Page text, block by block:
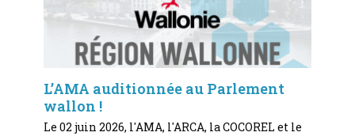
L’AMA auditionnée au Parlement
wallon !
Le 02 juin 2026, l'AMA, l'ARCA, la COCOREL et le